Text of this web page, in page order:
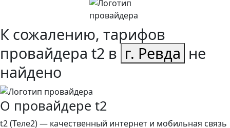
К сожалению, тарифов
провайдера t2 в г. Ревда не
найдено
О провайдере t2
t2 (Теле2) — качественный интернет и мобильная связь